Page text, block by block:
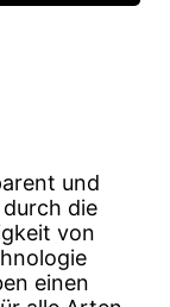
und
die
von
einen